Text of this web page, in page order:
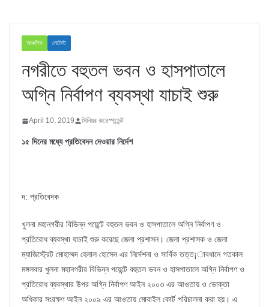
আঞ্চলিক লেটেস্ট
নগরীতে বহুতল ভবন ও হাসপাতালে
অগ্নি নির্বাপণ ব্যবস্থা যাচাই শুরু
April 10, 2019 সিনিয়র করেস্পন্ডেন্ট
১৫ দিনের মধ্যে প্রতিবেদন দেওয়ার নির্দেশ
দ: প্রতিবেদক
খুলনা মহানগরীর বিভিন্ন পয়েন্টে বহুতল ভবন ও হাসপাতালে অগ্নি নির্বাপণ ও
প্রতিরোধ ব্যবস্থা যাচাই শুরু করেছে জেলা প্রশাসন। জেলা প্রশাসক ও জেলা
ম্যাজিস্ট্রেট মোহাম্মদ হেলাল হোসেন এর নির্দেশনা ও সার্বিক তত্ত¡াবধানে গতকাল
মঙ্গলবার খুলনা মহানগরীর বিভিন্ন পয়েন্টে বহুতল ভবন ও হাসপাতালে অগ্নি নির্বাপণ ও
প্রতিরোধ ব্যবস্থার উপর অগ্নি নির্বাপণ আইন ২০০৩ এর আওতায় ও ভোক্তা
অধিকার সংরক্ষণ আইন ২০০৯ এর আওতায় মোবাইল কোর্ট পরিচালনা করা হয়। এ